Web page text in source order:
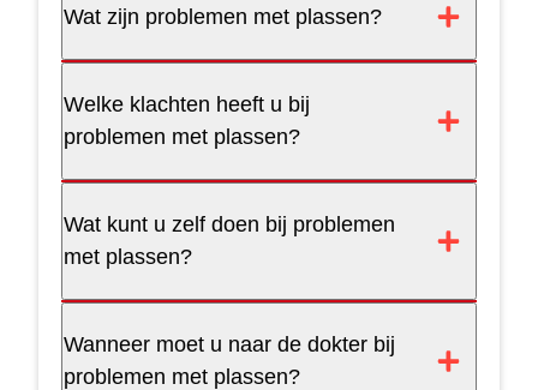
Wat zijn problemen met plassen?
Welke klachten heeft u bij
problemen met plassen?
Wat kunt u zelf doen bij problemen
met plassen?
Wanneer moet u naar de dokter bij
problemen met plassen?